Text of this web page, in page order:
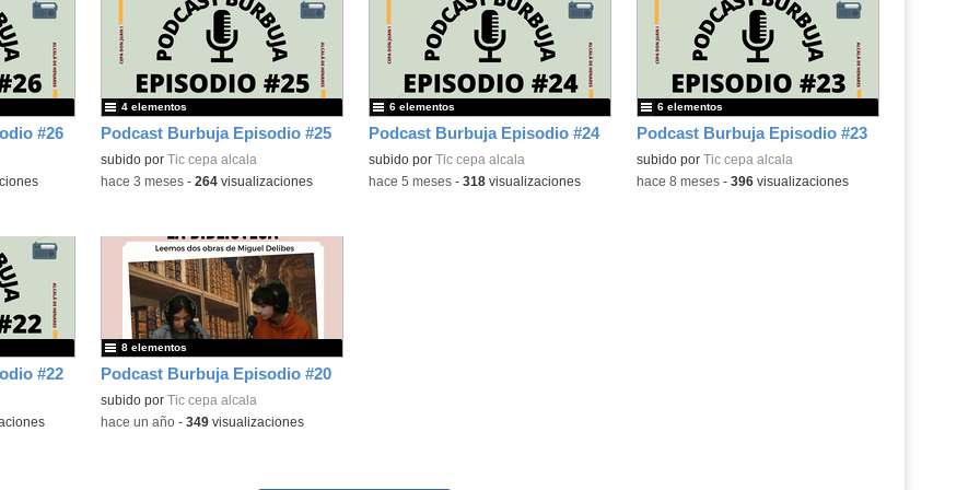
#26 Podcast Burbuja Episodio #25
subido por Tic cepa alcala
4 elementos
-hace 3 meses- 264visualizaciones
Podcast Burbuja Episodio #24
subido por Tic cepa alcala
6 elementos
-hace 5 meses- 318visualizaciones
Podcast Burbuja Episodio #23
subido por Tic cepa alcala
6 elementos
-hace 8 meses- 396visualizaciones
#22 Podcast Burbuja Episodio #20
subido por Tic cepa alcala
8 elementos
-hace un año- 349visualizaciones